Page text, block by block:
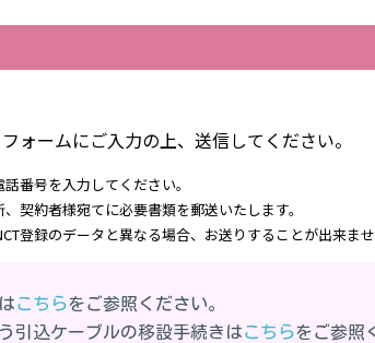
フォームにご入力の上、送信してください。
番号を入力してください。
契約者様宛てに必要書類を郵送いたします。
登録のデータと異なる場合、お送りすることが出来ませ